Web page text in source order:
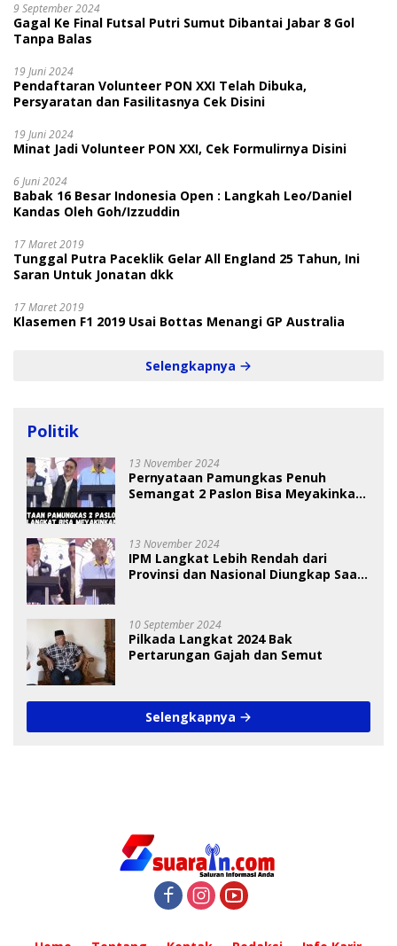
9 September 2024
Gagal Ke Final Futsal Putri Sumut Dibantai Jabar 8 Gol
Tanpa Balas
19 Juni 2024
Pendaftaran Volunteer PON XXI Telah Dibuka,
Persyaratan dan Fasilitasnya Cek Disini
19 Juni 2024
Minat Jadi Volunteer PON XXI, Cek Formulirnya Disini
6 Juni 2024
Babak 16 Besar Indonesia Open : Langkah Leo/Daniel
Kandas Oleh Goh/Izzuddin
17 Maret 2019
Tunggal Putra Paceklik Gelar All England 25 Tahun, Ini
Saran Untuk Jonatan dkk
17 Maret 2019
Klasemen F1 2019 Usai Bottas Menangi GP Australia
Selengkapnya
Politik
13 November 2024
Pernyataan Pamungkas Penuh
Semangat 2 Paslon Bisa Meyakinkan
13 November 2024
IPM Langkat Lebih Rendah dari
Provinsi dan Nasional Diungkap Saat
10 September 2024
Pilkada Langkat 2024 Bak
Pertarungan Gajah dan Semut
Selengkapnya